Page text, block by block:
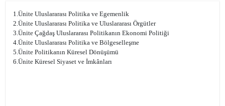
1.Ünite Uluslararası Politika ve Egemenlik
2.Ünite Uluslararası Politika ve Uluslararası Örgütler
3.Ünite Çağdaş Uluslararası Politikanın Ekonomi Politiği
4.Ünite Uluslararası Politika ve Bölgeselleşme
5.Ünite Politikanın Küresel Dönüşümü
6.Ünite Küresel Siyaset ve İmkânları